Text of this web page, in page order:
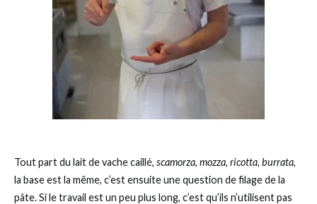
Tout part du lait de vache caillé, scamorza, mozza, ricotta, burrata,
la base est la même, c’est ensuite une question de filage de la
pâte. Si le travail est un peu plus long, c’est qu’ils n’utilisent pas